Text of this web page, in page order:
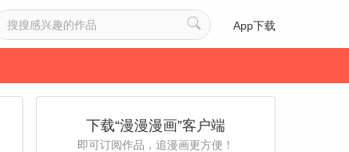
App下载
下载“漫漫漫画”客户端
即可订阅作品，追漫画更方便！